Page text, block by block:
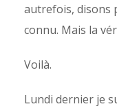
autrefois, disons
connu. Mais la
Voilà.
Lundi dernier je